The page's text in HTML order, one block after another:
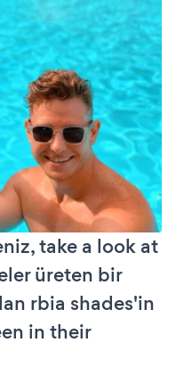
take a look at
üreten bir
rbia shades'in
in their